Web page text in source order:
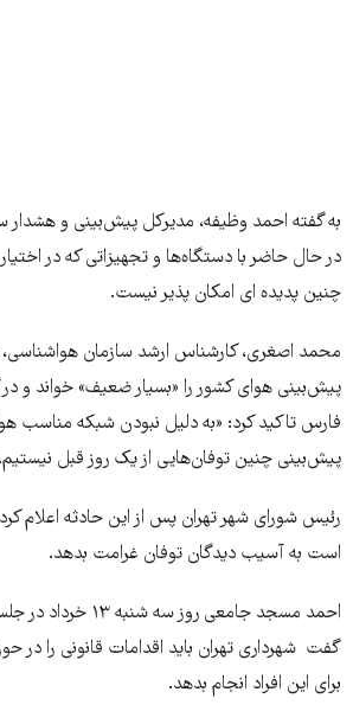
به گفته احمد وظیفه، مدیرکل پیش‌بینی و هشدار
در حال حاضر با دستگاه‌ها و تجهیزاتی که در
چنین پدیده ای امکان پذیر نیست.
محمد اصغری، کارشناس ارشد سازمان
پیش‌بینی هوای کشور را «بسیار ضعیف» خواند و
فارس تاکید کرد: «به دلیل نبودن شبکه مناسب
پیش‌بینی چنین توفان‌هایی از یک روز قبل
رئیس شورای شهر تهران پس از این حادثه اعلام
است به آسیب دیدگان توفان غرامت بدهد.
احمد مسجد جامعی روز
گفت شهرداری تهران باید اقدامات قانونی را در
برای این افراد انجام بدهد.